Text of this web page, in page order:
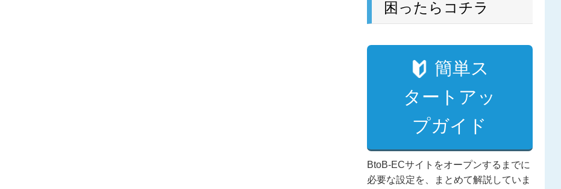
困ったらコチラ
簡単ス
タートアッ
プガイド
BtoB-ECサイトをオープンするまでに
必要な設定を、まとめて解説していま